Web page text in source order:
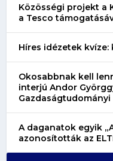
Közösségi projekt a
a Tesco
Híres idézetek kvíze:
Okosabbnak kell
interjú Andor
A daganatok egyik
azonosították az